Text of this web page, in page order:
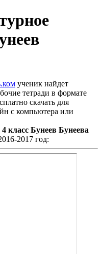
ученик найдет
тетради в формате
скачать для
с компьютера или
класс Бунеев Бунеева
2017 год: